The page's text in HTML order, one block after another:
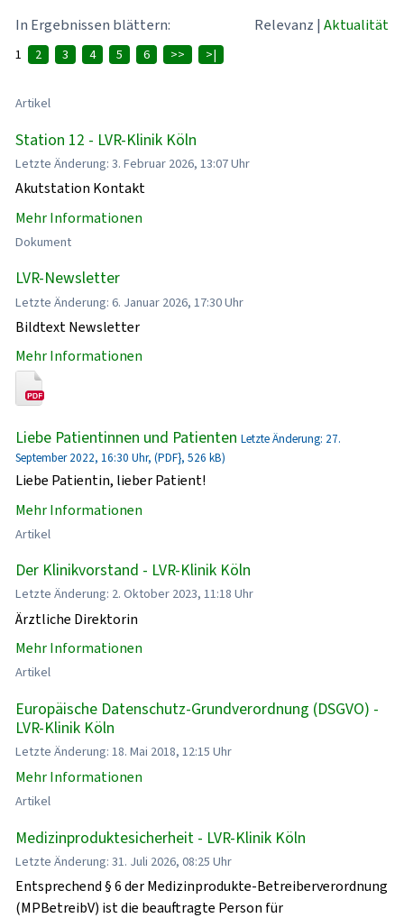
In Ergebnissen blättern:
Relevanz | Aktualität
1 2 3 4 5 6 >> >|
Artikel
Station 12 - LVR-Klinik Köln
Letzte Änderung: 3. Februar 2026, 13:07 Uhr
Akutstation Kontakt
Mehr Informationen
Dokument
LVR-Newsletter
Letzte Änderung: 6. Januar 2026, 17:30 Uhr
Bildtext Newsletter
Mehr Informationen
Liebe Patientinnen und Patienten Letzte Änderung: 27.
September 2022, 16:30 Uhr, (PDF}, 526 kB)
Liebe Patientin, lieber Patient!
Mehr Informationen
Artikel
Der Klinikvorstand - LVR-Klinik Köln
Letzte Änderung: 2. Oktober 2023, 11:18 Uhr
Ärztliche Direktorin
Mehr Informationen
Artikel
Europäische Datenschutz-Grundverordnung (DSGVO) -
LVR-Klinik Köln
Letzte Änderung: 18. Mai 2018, 12:15 Uhr
Mehr Informationen
Artikel
Medizinproduktesicherheit - LVR-Klinik Köln
Letzte Änderung: 31. Juli 2026, 08:25 Uhr
Entsprechend § 6 der Medizinprodukte-Betreiberverordnung
(MPBetreibV) ist die beauftragte Person für